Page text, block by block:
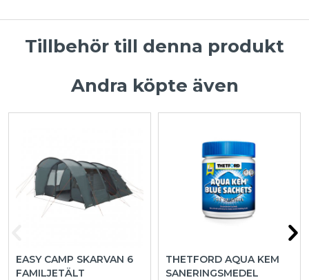
Tillbehör till denna produkt
Andra köpte även
EASY CAMP SKARVAN 6
FAMILJETÄLT
THETFORD AQUA KEM
SANERINGSMEDEL